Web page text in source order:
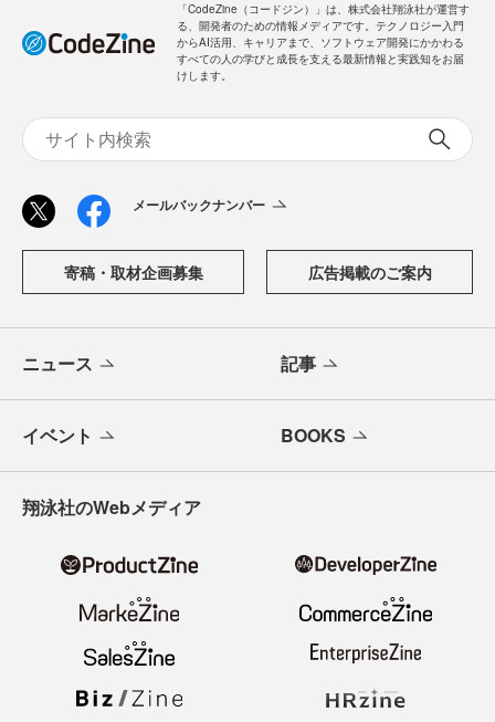
「CodeZine（コードジン）」は、株式会社翔泳社が運営す
る、開発者のための情報メディアです。テクノロジー入門
からAI活用、キャリアまで、ソフトウェア開発にかかわる
すべての人の学びと成長を支える最新情報と実践知をお届
けします。
メールバックナンバー
寄稿・取材企画募集 広告掲載のご案内
ニュース 記事
イベント BOOKS
翔泳社のWebメディア